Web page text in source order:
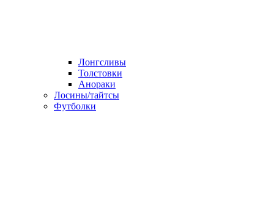
Лонгсливы
Толстовки
Анораки
Лосины/тайтсы
Футболки